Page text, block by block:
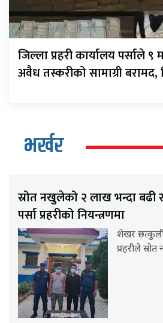
जिल्ला प्रहरी कार्यालय पर्साले
अवैध तस्करीको सामाग्री
भर्खर
स्रोत नखुलेको २ लाख भन्दा
पर्सा प्रहरीको नियन्त्रणमा
शेखर
प्रहरीले